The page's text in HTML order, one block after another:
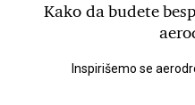
Kako da budete
Inspirišemo se